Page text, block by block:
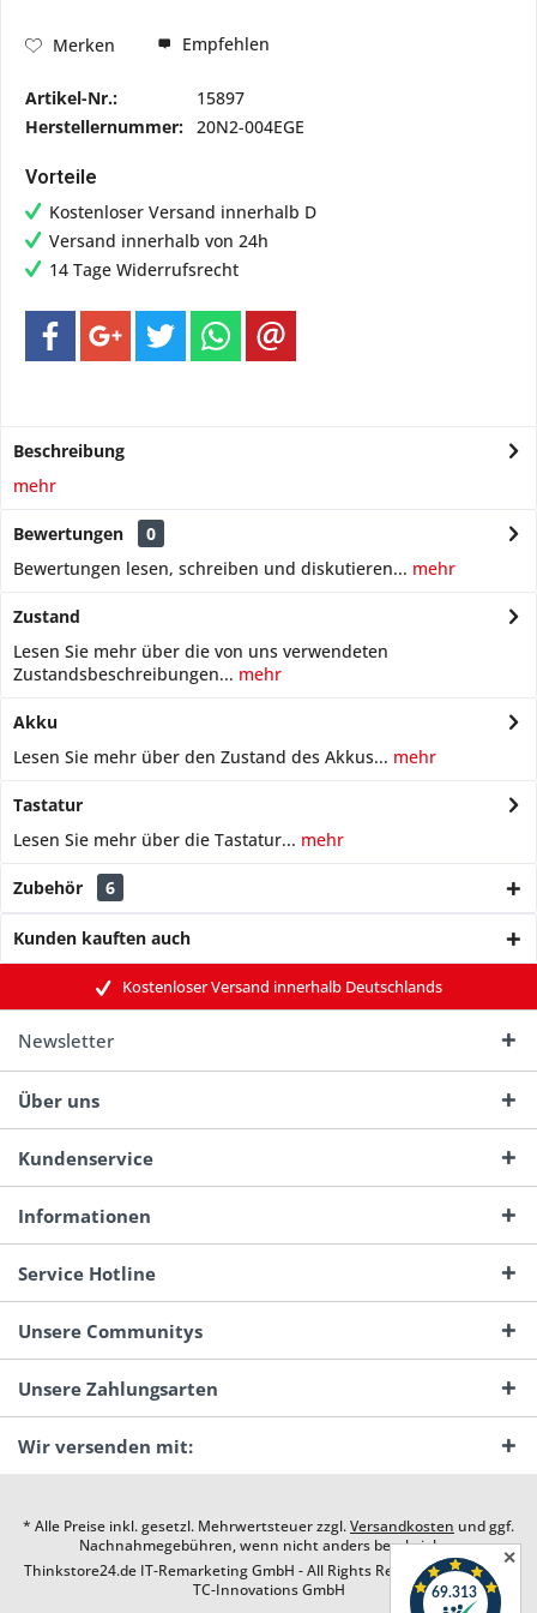
Merken Empfehlen
Artikel-Nr.:
15897
Herstellernummer: 20N2-004EGE
Vorteile
Kostenloser Versand innerhalb D
Versand innerhalb von 24h
14 Tage Widerrufsrecht
Beschreibung
mehr
Bewertungen
0
Bewertungen lesen, schreiben und diskutieren... mehr
Zustand
Lesen Sie mehr über die von uns verwendeten
Zustandsbeschreibungen... mehr
Akku
Lesen Sie mehr über den Zustand des Akkus... mehr
Tastatur
Lesen Sie mehr über die Tastatur... mehr
Zubehör 6
Kunden kauften auch
Kostenloser Versand innerhalb Deutschlands
Newsletter
Über uns
Kundenservice
Informationen
Service Hotline
Unsere Communitys
Unsere Zahlungsarten
Wir versenden mit:
* Alle Preise inkl. gesetzl. Mehrwertsteuer zzgl.Versandkosten und ggf.
Nachnahmegebühren, wenn nicht anders beschrieben
Thinkstore24.de IT-Remarketing GmbH - All Rights Reserved. Design by
TC-Innovations GmbH
✕